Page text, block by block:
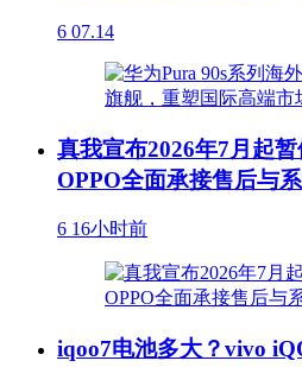
6 07.14
真我宣布2026年7月起
OPPO全面承接售后与
6 16小时前
iqoo7电池多大？vivo